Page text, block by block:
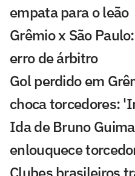
empata para o leão
Grêmio x São
erro de árbitro
Gol perdido em
choca torcedores:
Ida de Bruno
enlouquece